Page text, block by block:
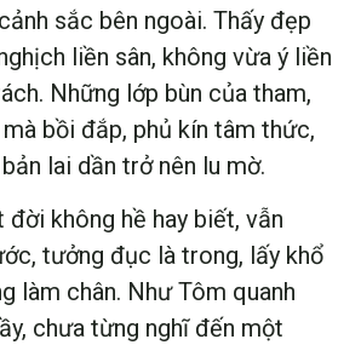
sắc bên ngoài. Thấy đẹp
liền sân, không vừa ý liền
Những lớp bùn của tham,
bồi đắp, phủ kín tâm thức,
lai dần trở nên lu mờ.
không hề hay biết, vẫn
tưởng đục là trong, lấy khổ
làm chân. Như Tôm quanh
chưa từng nghĩ đến một